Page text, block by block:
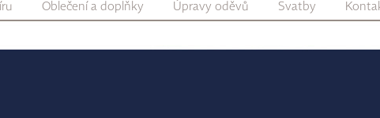
Oblečení a doplňky Úpravy oděvů Svatby